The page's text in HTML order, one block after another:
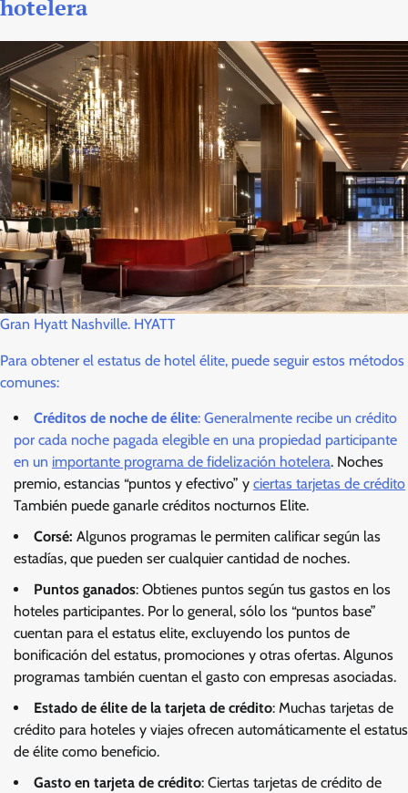
hotelera
Gran Hyatt Nashville. HYATT
Para obtener el estatus de hotel élite, puede seguir estos métodos
comunes:
Créditos de noche de élite: Generalmente recibe un crédito
por cada noche pagada elegible en una propiedad participante
en un importante programa de fidelización hotelera. Noches
premio, estancias “puntos y efectivo” y ciertas tarjetas de crédito
También puede ganarle créditos nocturnos Elite.
Corsé: Algunos programas le permiten calificar según las
estadías, que pueden ser cualquier cantidad de noches.
Puntos ganados: Obtienes puntos según tus gastos en los
hoteles participantes. Por lo general, sólo los “puntos base”
cuentan para el estatus elite, excluyendo los puntos de
bonificación del estatus, promociones y otras ofertas. Algunos
programas también cuentan el gasto con empresas asociadas.
Estado de élite de la tarjeta de crédito: Muchas tarjetas de
crédito para hoteles y viajes ofrecen automáticamente el estatus
de élite como beneficio.
Gasto en tarjeta de crédito: Ciertas tarjetas de crédito de